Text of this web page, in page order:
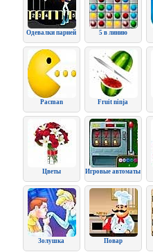
Одевалки парней 5 в линию
Pacman Fruit ninja
Цветы Игровые автоматы
Золушка Повар